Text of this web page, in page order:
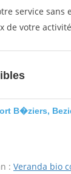
service sans
de votre
B�ziers,
: Veranda bio